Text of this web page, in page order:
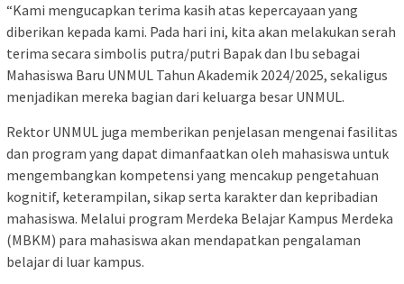
“Kami mengucapkan terima kasih atas kepercayaan yang
diberikan kepada kami. Pada hari ini, kita akan melakukan serah
terima secara simbolis putra/putri Bapak dan Ibu sebagai
Mahasiswa Baru UNMUL Tahun Akademik 2024/2025, sekaligus
menjadikan mereka bagian dari keluarga besar UNMUL.
Rektor UNMUL juga memberikan penjelasan mengenai fasilitas
dan program yang dapat dimanfaatkan oleh mahasiswa untuk
mengembangkan kompetensi yang mencakup pengetahuan
kognitif, keterampilan, sikap serta karakter dan kepribadian
mahasiswa. Melalui program Merdeka Belajar Kampus Merdeka
(MBKM) para mahasiswa akan mendapatkan pengalaman
belajar di luar kampus.